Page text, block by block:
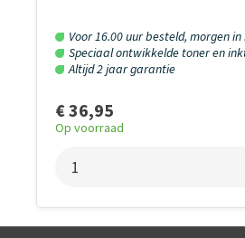
Voor 16.00 uur besteld, morgen in
Speciaal ontwikkelde toner en
Altijd 2 jaar garantie
€ 36,95
Op voorraad